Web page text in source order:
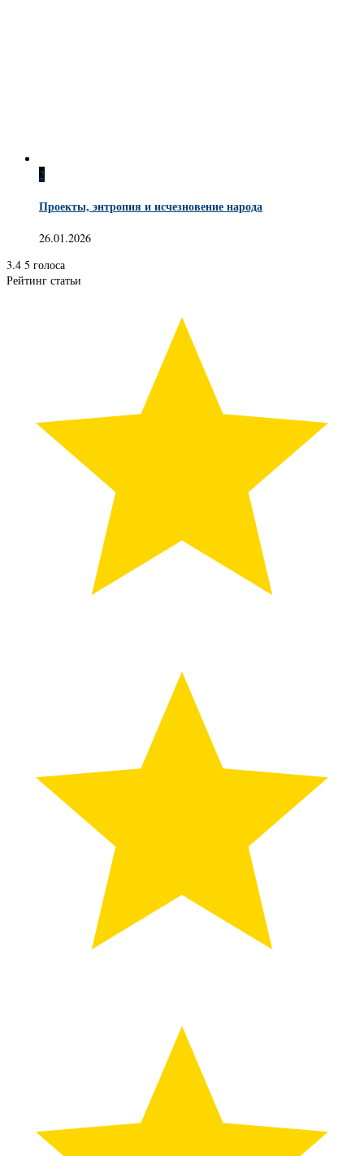
2
Проекты, энтропия и исчезновение народа
26.01.2026
3.4 5 голоса
Рейтинг статьи